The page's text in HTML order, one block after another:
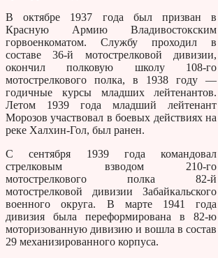
В октябре 1937 года был призван в
Красную Армию Владивостокским
горвоенкоматом. Службу проходил в
составе 36-й мотострелковой дивизии,
окончил полковую школу 108-го
мотострелкового полка, в 1938 году —
годичные курсы младших лейтенантов.
Летом 1939 года младший лейтенант
Морозов участвовал в боевых действиях на
реке Халхин-Гол, был ранен.
С сентября 1939 года командовал
стрелковым взводом 210-го
мотострелкового полка 82-й
мотострелковой дивизии Забайкальского
военного округа. В марте 1941 года
дивизия была переформирована в 82-ю
моторизованную дивизию и вошла в состав
29 механизированного корпуса.